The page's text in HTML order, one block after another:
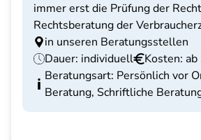
immer erst die Prüfung der
Rechtsberatung der
in unseren Beratungsstellen
Dauer: individuell
Kosten:
Beratungsart: Persönlich vor
Beratung, Schriftliche